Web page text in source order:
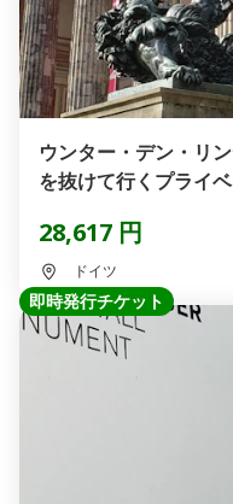
ウンター・デン・リ
を抜けて行くプライ
28,617 円
ドイツ
即時発行チケット